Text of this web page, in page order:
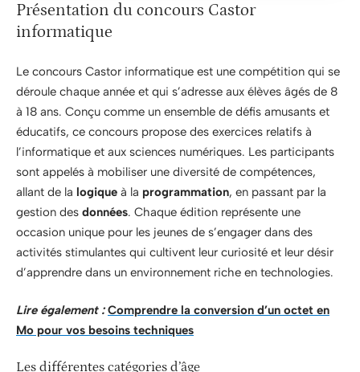
Présentation du concours Castor
informatique
Le concours Castor informatique est une compétition qui se
déroule chaque année et qui s’adresse aux élèves âgés de 8
à 18 ans. Conçu comme un ensemble de défis amusants et
éducatifs, ce concours propose des exercices relatifs à
l’informatique et aux sciences numériques. Les participants
sont appelés à mobiliser une diversité de compétences,
allant de la logique à la programmation, en passant par la
gestion des données. Chaque édition représente une
occasion unique pour les jeunes de s’engager dans des
activités stimulantes qui cultivent leur curiosité et leur désir
d’apprendre dans un environnement riche en technologies.
Lire également : Comprendre la conversion d’un octet en
Mo pour vos besoins techniques
Les différentes catégories d’âge